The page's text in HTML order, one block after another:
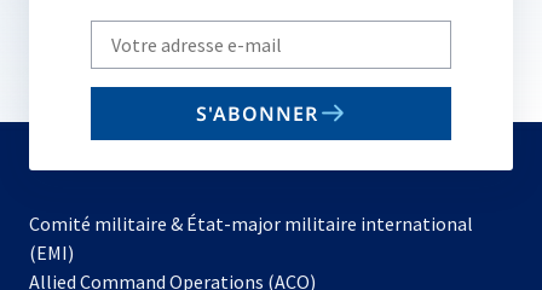
Write
your
email
S'ABONNER
Comité militaire & État-major militaire international
(EMI)
Allied Command Operations (ACO)